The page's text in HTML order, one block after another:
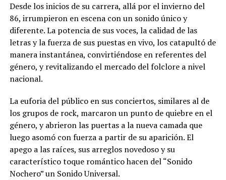
Desde los inicios de su carrera, allá por el invierno del
86, irrumpieron en escena con un sonido único y
diferente. La potencia de sus voces, la calidad de las
letras y la fuerza de sus puestas en vivo, los catapultó de
manera instantánea, convirtiéndose en referentes del
género, y revitalizando el mercado del folclore a nivel
nacional.
La euforia del público en sus conciertos, similares al de
los grupos de rock, marcaron un punto de quiebre en el
género, y abrieron las puertas a la nueva camada que
luego asomó con fuerza a partir de su aparición. El
apego a las raíces, sus arreglos novedoso y su
característico toque romántico hacen del “Sonido
Nochero” un Sonido Universal.